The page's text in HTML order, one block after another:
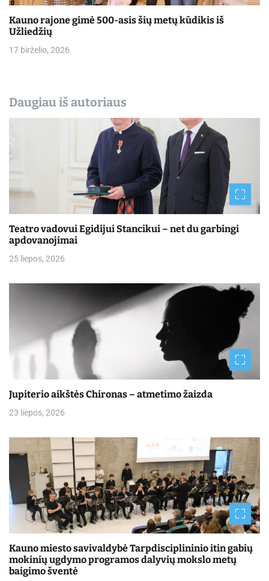
Kauno rajone gimė 500-asis šių metų kūdikis iš
Užliedžių
17 birželio, 2026
Daugiau iš autoriaus
Teatro vadovui Egidijui Stancikui – net du garbingi
apdovanojimai
25 liepos, 2026
Jupiterio aikštės Chironas – atmetimo žaizda
23 liepos, 2026
Kauno miesto savivaldybė Tarpdisciplininio itin gabių
mokinių ugdymo programos dalyvių mokslo metų
baigimo šventė